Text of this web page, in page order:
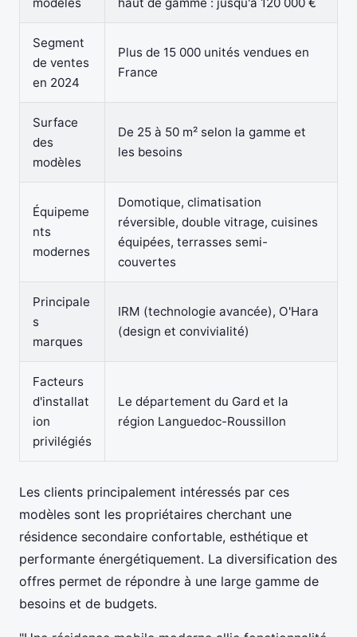
Segment
de ventes
en 2024
Plus de 15 000 unités vendues en
France
Surface
des
modèles
De 25 à 50 m² selon la gamme et
les besoins
Équipeme
nts
modernes
Domotique, climatisation
réversible, double vitrage, cuisines
équipées, terrasses semi-
couvertes
Principale
s
marques
IRM (technologie avancée), O'Hara
(design et convivialité)
Facteurs
d'installat
ion
privilégiés
Le département du Gard et la
région Languedoc-Roussillon
Les clients principalement intéressés par ces
modèles sont les propriétaires cherchant une
résidence secondaire confortable, esthétique et
performante énergétiquement. La diversification des
offres permet de répondre à une large gamme de
besoins et de budgets.